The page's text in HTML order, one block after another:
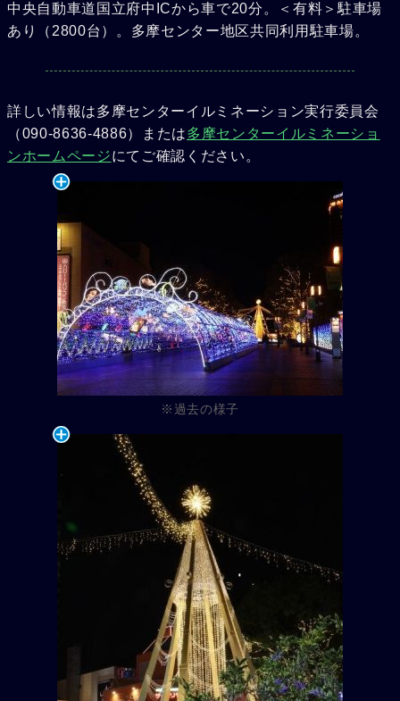
中央自動車道国立府中ICから車で20分。＜有料＞駐車場
あり（2800台）。多摩センター地区共同利用駐車場。
詳しい情報は多摩センターイルミネーション実行委員会
（090-8636-4886）または多摩センターイルミネーショ
ンホームページにてご確認ください。
※過去の様子